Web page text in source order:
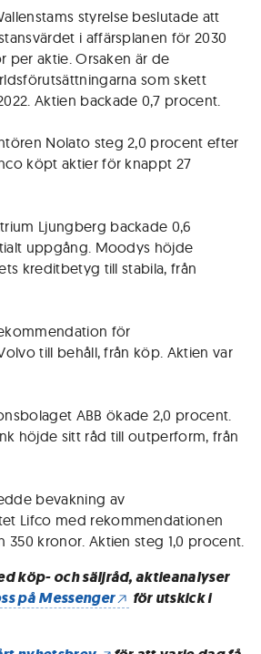
styrelse beslutade att
i affärsplanen för 2030
per aktie. Orsaken är de
som skett
Aktien backade 0,7 procent.
Nolato steg 2,0 procent efter
köpt aktier för knappt 27
Ljungberg backade 0,6
uppgång. Moodys höjde
kreditbetyg till stabila, från
för
till behåll, från köp. Aktien var
ABB ökade 2,0 procent.
höjde sitt råd till outperform, från
bevakning av
Lifco med rekommendationen
350 kronor. Aktien steg 1,0 procent.
köp- och säljråd, aktieanalyser
på Messenger
för utskick i